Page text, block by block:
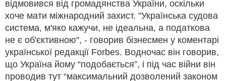
відмовився від громадянства України, оскільки
хоче мати міжнародний захист. "Українська судова
система, м'яко кажучи, не ідеальна, а податкова
не є об'єктивною", - говорив бізнесмен у коментарі
української редакції Forbes. Водночас він говорив,
що Україна йому “подобається”, і під час війни він
проводив тут “максимальний дозволений законом